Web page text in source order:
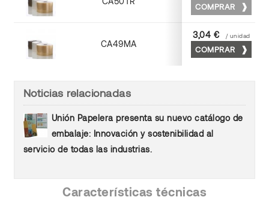
COMPRAR
CA49MA Pp acrilica
3,04 € / unidad
COMPRAR
Noticias relacionadas
Unión Papelera presenta su nuevo catálogo de
embalaje: Innovación y sostenibilidad al
servicio de todas las industrias.
Características técnicas